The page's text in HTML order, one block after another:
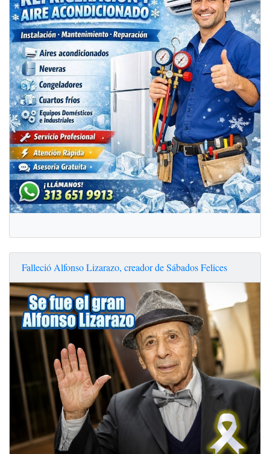
Falleció Alfonso Lizarazo, creador de Sábados Felices